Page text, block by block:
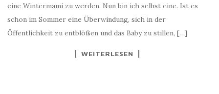
eine Wintermami zu werden. Nun bin ich selbst eine. Ist es
schon im Sommer eine Überwindung, sich in der
Öffentlichkeit zu entblößen und das Baby zu stillen, […]
WEITERLESEN